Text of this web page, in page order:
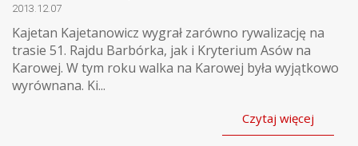
2013.12.07
Kajetan Kajetanowicz wygrał zarówno rywalizację na
trasie 51. Rajdu Barbórka, jak i Kryterium Asów na
Karowej. W tym roku walka na Karowej była wyjątkowo
wyrównana. Ki...
Czytaj więcej